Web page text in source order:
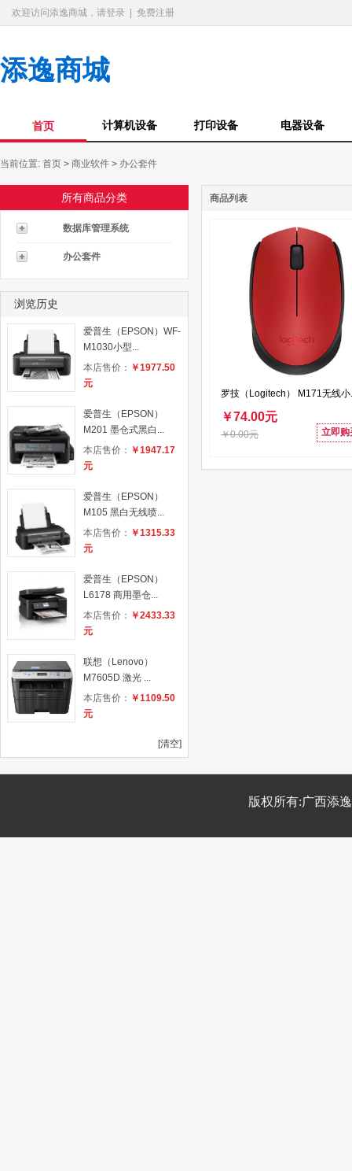
欢迎访问添逸商城，请登录 免费注册
添逸商城
首页 计算机设备 打印设备 电器设备
当前位置: 首页 > 商业软件 > 办公套件
所有商品分类
数据库管理系统
办公套件
浏览历史
爱普生（EPSON）WF-
M1030小型...
本店售价： ￥1977.50
元
爱普生（EPSON）
M201 墨仓式黑白...
本店售价： ￥1947.17
元
爱普生（EPSON）
M105 黑白无线喷...
本店售价： ￥1315.33
元
爱普生（EPSON）
L6178 商用墨仓...
本店售价： ￥2433.33
元
联想（Lenovo）
M7605D 激光 ...
本店售价： ￥1109.50
元
[清空]
商品列表
罗技（Logitech） M171无线小
￥74.00元
￥0.00元 立即购
版权所有:广西添